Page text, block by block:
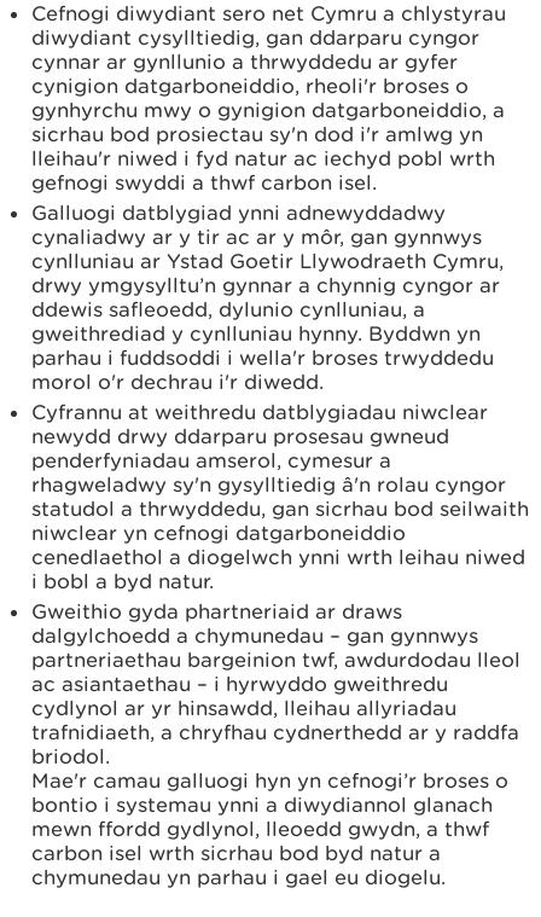
Cefnogi diwydiant sero net Cymru a chlystyrau
diwydiant cysylltiedig, gan ddarparu cyngor
cynnar ar gynllunio a thrwyddedu ar gyfer
cynigion datgarboneiddio, rheoli'r broses o
gynhyrchu mwy o gynigion datgarboneiddio, a
sicrhau bod prosiectau sy'n dod i'r amlwg yn
lleihau'r niwed i fyd natur ac iechyd pobl wrth
gefnogi swyddi a thwf carbon isel.
Galluogi datblygiad ynni adnewyddadwy
cynaliadwy ar y tir ac ar y môr, gan gynnwys
cynlluniau ar Ystad Goetir Llywodraeth Cymru,
drwy ymgysylltu’n gynnar a chynnig cyngor ar
ddewis safleoedd, dylunio cynlluniau, a
gweithrediad y cynlluniau hynny. Byddwn yn
parhau i fuddsoddi i wella'r broses trwyddedu
morol o'r dechrau i'r diwedd.
Cyfrannu at weithredu datblygiadau niwclear
newydd drwy ddarparu prosesau gwneud
penderfyniadau amserol, cymesur a
rhagweladwy sy'n gysylltiedig â'n rolau cyngor
statudol a thrwyddedu, gan sicrhau bod seilwaith
niwclear yn cefnogi datgarboneiddio
cenedlaethol a diogelwch ynni wrth leihau niwed
i bobl a byd natur.
Gweithio gyda phartneriaid ar draws
dalgylchoedd a chymunedau – gan gynnwys
partneriaethau bargeinion twf, awdurdodau lleol
ac asiantaethau – i hyrwyddo gweithredu
cydlynol ar yr hinsawdd, lleihau allyriadau
trafnidiaeth, a chryfhau cydnerthedd ar y raddfa
briodol.
Mae'r camau galluogi hyn yn cefnogi’r broses o
bontio i systemau ynni a diwydiannol glanach
mewn ffordd gydlynol, lleoedd gwydn, a thwf
carbon isel wrth sicrhau bod byd natur a
chymunedau yn parhau i gael eu diogelu.